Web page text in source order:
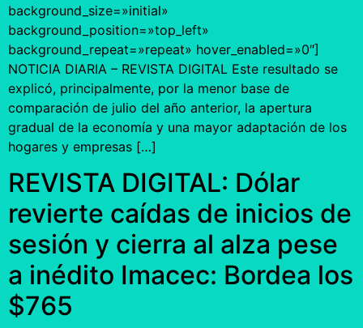
background_size=»initial»
background_position=»top_left»
background_repeat=»repeat» hover_enabled=»0″]
NOTICIA DIARIA – REVISTA DIGITAL Este resultado se
explicó, principalmente, por la menor base de
comparación de julio del año anterior, la apertura
gradual de la economía y una mayor adaptación de los
hogares y empresas […]
REVISTA DIGITAL: Dólar
revierte caídas de inicios de
sesión y cierra al alza pese
a inédito Imacec: Bordea los
$765